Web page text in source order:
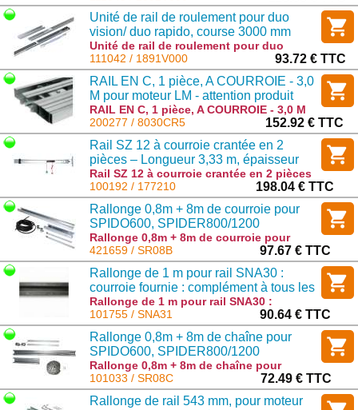
1892V000
Unité de rail de roulement pour duo
vision/ duo rapido, course 3000 mm
Unité de rail de roulement pour duo
vision/ duo rapido, course 3000 mm :
1891V000
111042 / 1891V000
93.72 € TTC
RAIL EN C, 1 pièce, A COURROIE - 3,0
M pour moteur LM - attention produit
non transportable facilement
RAIL EN C, 1 pièce, A COURROIE - 3,0 M
pour moteur LM - attention produit non
transportable facilement : 8030CR5
200277 / 8030CR5
152.92 € TTC
Rail SZ 12 à courroie crantée en 2
pièces – Longueur 3,33 m, épaisseur
0,8 mm
Rail SZ 12 à courroie crantée en 2 pièces
– Longueur 3,33 m, épaisseur 0,8 mm :
177210
100192 / 177210
198.04 € TTC
Rallonge 0,8m + 8m de courroie pour
SPIDO600, SPIDER800/1200
Rallonge 0,8m + 8m de courroie pour
SPIDO600, SPIDER800/1200 : SR08B
421659 / SR08B
97.67 € TTC
Rallonge de 1 m pour rail SNA30 :
courroie fournie : complément à tous les
rails SPIN
Rallonge de 1 m pour rail SNA30 :
courroie fournie : complément à tous les
rails SPIN : SNA31
101755 / SNA31
90.64 € TTC
Rallonge 0,8m + 8m de chaîne pour
SPIDO600, SPIDER800/1200
Rallonge 0,8m + 8m de chaîne pour
SPIDO600, SPIDER800/1200 : SR08C
101033 / SR08C
72.49 € TTC
Rallonge de rail 543 mm, pour moteur